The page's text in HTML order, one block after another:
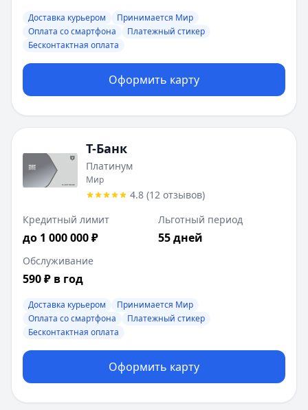
Доставка курьером
Принимается Мир
Оплата со смартфона
Платежный стикер
Бесконтактная оплата
Оформить карту
Т-Банк
Платинум
Мир
4.8 (12 отзывов)
Кредитный лимит
до 1 000 000 ₽
Льготный период
55 дней
Обслуживание
590 ₽ в год
Доставка курьером
Принимается Мир
Оплата со смартфона
Платежный стикер
Бесконтактная оплата
Оформить карту